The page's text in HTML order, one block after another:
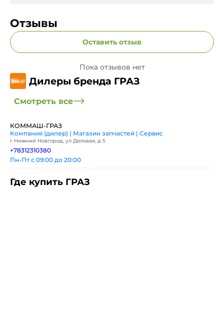
Отзывы
Оставить отзыв
Пока отзывов нет
Дилеры бренда ГРАЗ
Смотреть все
КОММАШ-ГРАЗ
Компания (дилер) | Магазин запчастей | Сервис
г Нижний Новгород, ул Деловая, д 5
+78312310380
Пн-Пт с 09:00 до 20:00
Где купить ГРАЗ